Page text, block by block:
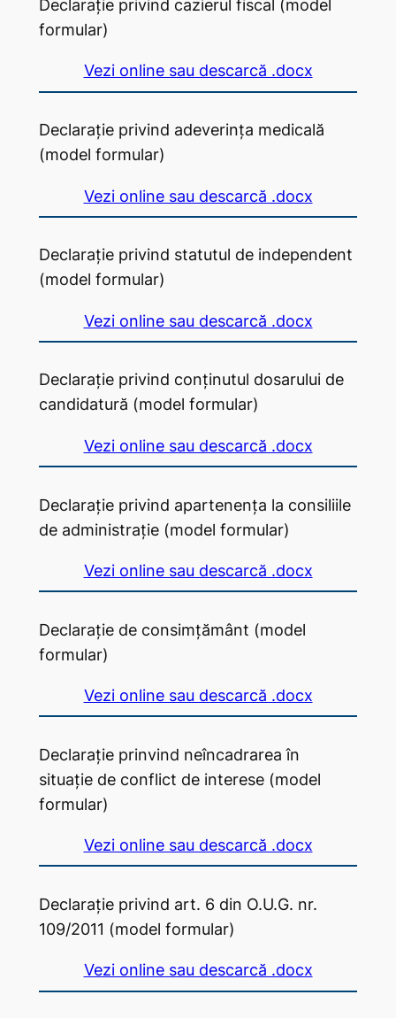
Declarație privind cazierul fiscal (model
formular)
Vezi online sau descarcă .docx
Declarație privind adeverința medicală
(model formular)
Vezi online sau descarcă .docx
Declarație privind statutul de independent
(model formular)
Vezi online sau descarcă .docx
Declarație privind conținutul dosarului de
candidatură (model formular)
Vezi online sau descarcă .docx
Declarație privind apartenența la consiliile
de administrație (model formular)
Vezi online sau descarcă .docx
Declarație de consimțământ (model
formular)
Vezi online sau descarcă .docx
Declarație prinvind neîncadrarea în
situație de conflict de interese (model
formular)
Vezi online sau descarcă .docx
Declarație privind art. 6 din O.U.G. nr.
109/2011 (model formular)
Vezi online sau descarcă .docx